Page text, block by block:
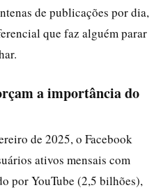
de publicações por dia,
que faz alguém parar
a importância do
de 2025, o Facebook
ativos mensais com
por YouTube (2,5 bilhões),